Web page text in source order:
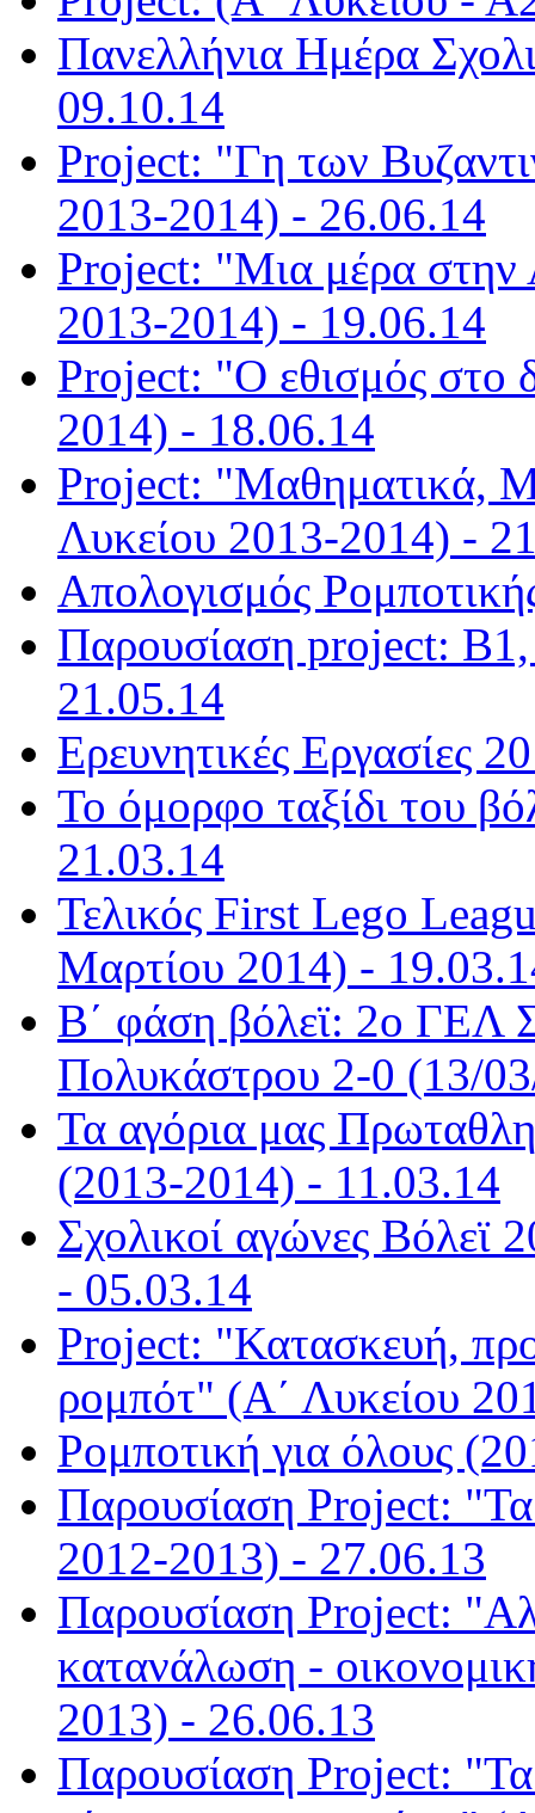
Πανελλήνια Ημέρα
09.10.14
Project: "Γη των
2013-2014) - 26.06.14
Project: "Μια μέρα στην
2013-2014) - 19.06.14
Project: "Ο εθισμός στο
2014) - 18.06.14
Project: "Μαθηματικά,
Λυκείου 2013-2014) -
Απολογισμός
Παρουσίαση project:
21.05.14
Ερευνητικές Εργασίες
Το όμορφο ταξίδι του
21.03.14
Τελικός First Lego
Μαρτίου 2014) -
Β΄ φάση βόλεϊ: 2ο ΓΕΛ
Πολυκάστρου 2-0 (13/
Τα αγόρια μας
(2013-2014) - 11.03.14
Σχολικοί αγώνες Βόλεϊ
- 05.03.14
Project: "Κατασκευή,
ρομπότ" (Α΄ Λυκείου
Ρομποτική για όλους
Παρουσίαση Project: "Τα
2012-2013) - 27.06.13
Παρουσίαση Project:
κατανάλωση -
2013) - 26.06.13
Παρουσίαση Project: